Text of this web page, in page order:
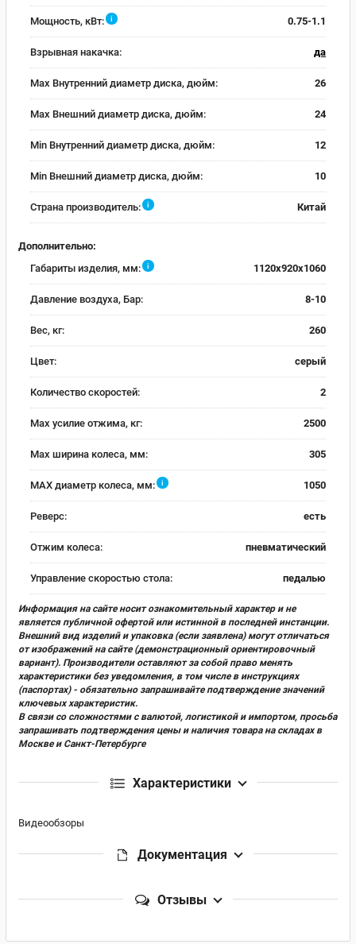
Мощность, кВт: i 0.75-1.1
Взрывная накачка: да
Max Внутренний диаметр диска, дюйм: 26
Max Внешний диаметр диска, дюйм: 24
Min Внутренний диаметр диска, дюйм: 12
Min Внешний диаметр диска, дюйм: 10
Страна производитель: i Китай
Дополнительно:
Габариты изделия, мм:
i 1120x920x1060
Давление воздуха, Бар: 8-10
Вес, кг: 260
Цвет: серый
Количество скоростей: 2
Max усилие отжима, кг: 2500
Max ширина колеса, мм: 305
MAX диаметр колеса, мм: i 1050
Реверс: есть
Отжим колеса: пневматический
Управление скоростью стола: педалью
Информация на сайте носит ознакомительный характер и не
является публичной офертой или истинной в последней инстанции.
Внешний вид изделий и упаковка (если заявлена) могут отличаться
от изображений на сайте (демонстрационный ориентировочный
вариант). Производители оставляют за собой право менять
характеристики без уведомления, в том числе в инструкциях
(паспортах) - обязательно запрашивайте подтверждение значений
ключевых характеристик.
В связи со сложностями с валютой, логистикой и импортом, просьба
запрашивать подтверждения цены и наличия товара на складах в
Москве и Санкт-Петербурге
Характеристики
Видеообзоры
Документация
Отзывы